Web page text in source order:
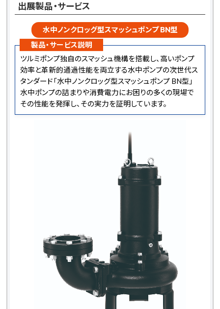
出展製品・サービス
水中ノンクロッグ型スマッシュポンプ BN型
製品・サービス説明
ツルミポンプ独自のスマッシュ機構を搭載し、高いポンプ
効率と革新的通過性能を両立する水中ポンプの次世代ス
タンダード「水中ノンクロッグ型スマッシュポンプ BN型」
水中ポンプの詰まりや消費電力にお困りの多くの現場で
その性能を発揮し、その実力を証明しています。